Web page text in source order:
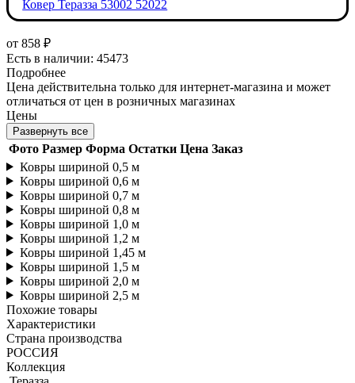
Ковер Теразза 53002 52022
от 858 ₽
Есть в наличии: 45473
Подробнее
Цена действительна только для интернет-магазина и может
отличаться от цен в розничных магазинах
Цены
Развернуть все
Фото Размер Форма Остатки Цена Заказ
Ковры шириной 0,5 м
Ковры шириной 0,6 м
Ковры шириной 0,7 м
Ковры шириной 0,8 м
Ковры шириной 1,0 м
Ковры шириной 1,2 м
Ковры шириной 1,45 м
Ковры шириной 1,5 м
Ковры шириной 2,0 м
Ковры шириной 2,5 м
Похожие товары
Характеристики
Страна производства
РОССИЯ
Коллекция